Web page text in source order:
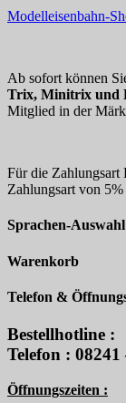
Modelleisenbahn-
Ab sofort können
Trix, Minitrix und
Mitglied in der
Für die Zahlungsart
Zahlungsart von
Sprachen-Auswahl
Warenkorb
Telefon &
Bestellhotline :
Telefon : 08241
Öffnungszeiten :